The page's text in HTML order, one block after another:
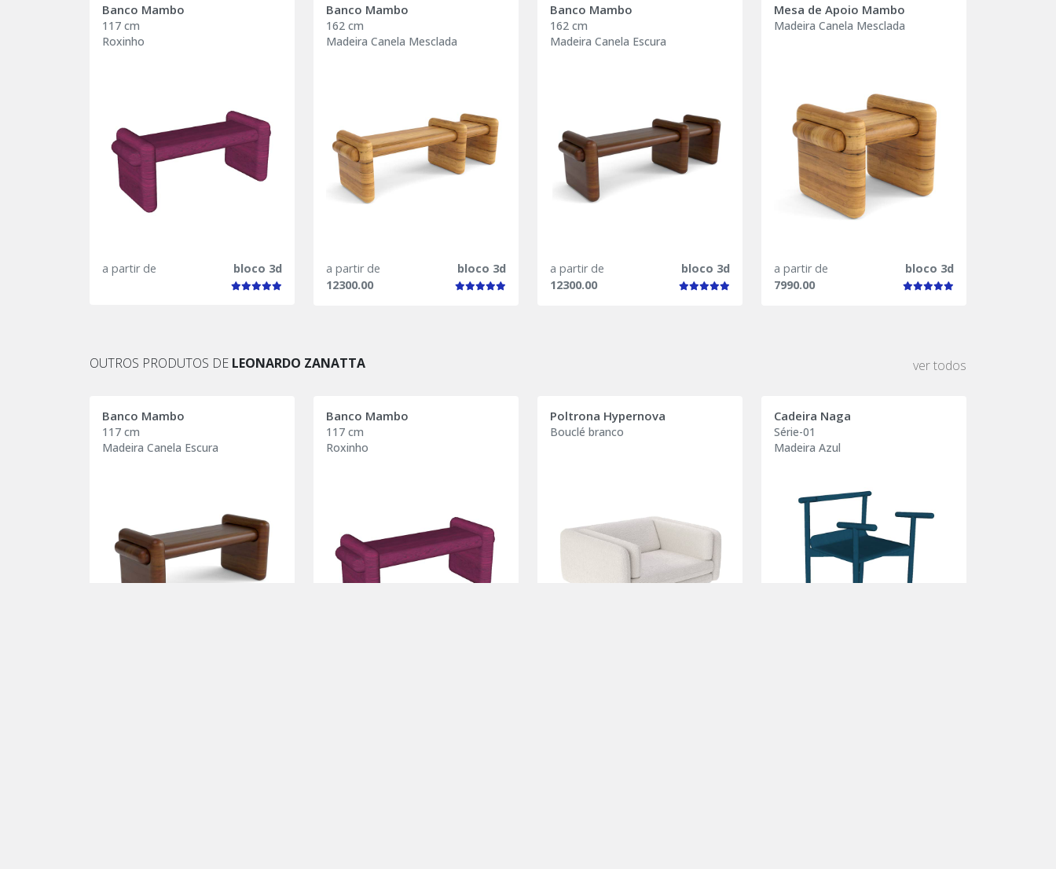
Banco Mambo
117 cm
Roxinho
a partir de bloco 3d
Banco Mambo
162 cm
Madeira Canela Mesclada
a partir de
12300.00
bloco 3d
Banco Mambo
162 cm
Madeira Canela Escura
a partir de
12300.00
bloco 3d
Mesa de Apoio Mambo
Madeira Canela Mesclada
a partir de
7990.00
bloco 3d
OUTROS PRODUTOS DE LEONARDO ZANATTA ver todos
Banco Mambo
117 cm
Madeira Canela Escura
Banco Mambo
117 cm
Roxinho
Poltrona Hypernova
Bouclé branco
Cadeira Naga
Série-01
Madeira Azul